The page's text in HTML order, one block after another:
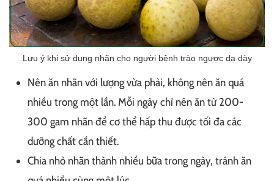
Lưu ý khi sử dụng nhãn cho người bệnh trào ngược dạ dày
Nên ăn nhãn với lượng vừa phải, không nên ăn quá
nhiều trong một lần. Mỗi ngày chỉ nên ăn từ 200-
300 gam nhãn để cơ thể hấp thu được tối đa các
dưỡng chất cần thiết.
Chia nhỏ nhãn thành nhiều bữa trong ngày, tránh ăn